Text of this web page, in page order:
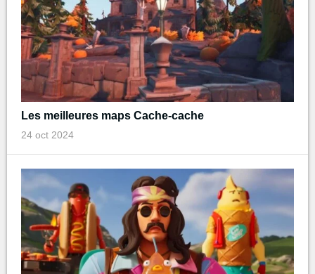
Les meilleures maps Cache-cache
24 oct 2024